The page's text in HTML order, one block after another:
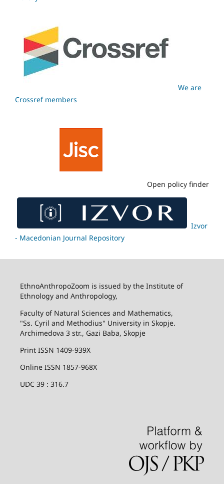
We are
Crossref members
Open policy finder
Izvor
- Macedonian Journal Repository
EthnoAnthropoZoom is issued by the Institute of
Ethnology and Anthropology,
Faculty of Natural Sciences and Mathematics,
"Ss. Cyril and Methodius" University in Skopje.
Archimedova 3 str., Gazi Baba, Skopje
Print ISSN 1409-939X
Online ISSN 1857-968X
UDC 39 : 316.7